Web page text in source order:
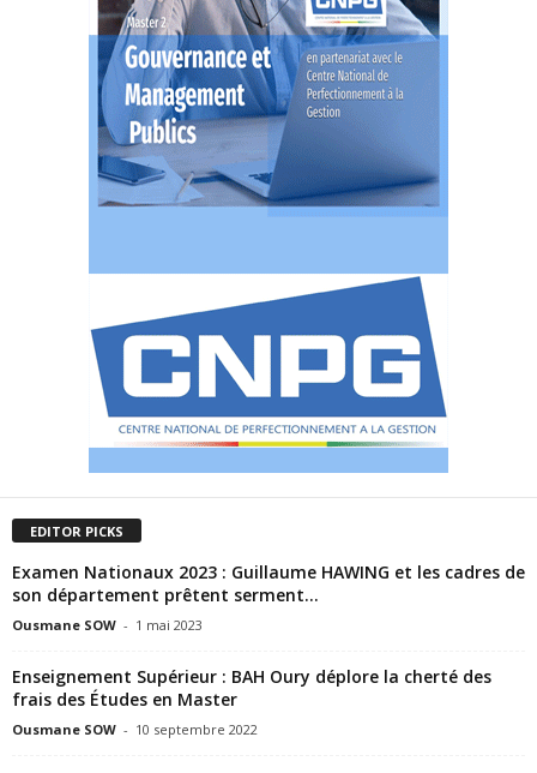
EDITOR PICKS
Examen Nationaux 2023 : Guillaume HAWING et les cadres de
son département prêtent serment...
Ousmane SOW - 1 mai 2023
Enseignement Supérieur : BAH Oury déplore la cherté des
frais des Études en Master
Ousmane SOW - 10 septembre 2022